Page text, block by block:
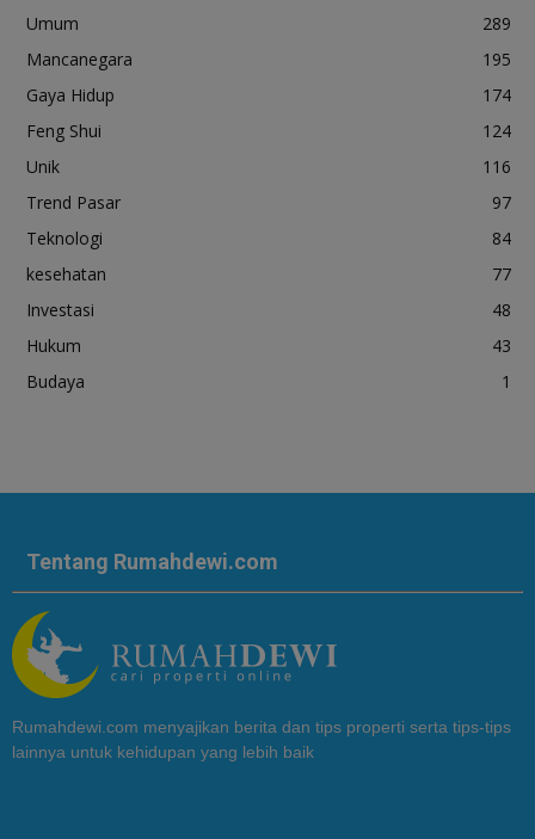
Umum
289
Mancanegara
195
Gaya Hidup
174
Feng Shui
124
Unik
116
Trend Pasar
97
Teknologi
84
kesehatan
77
Investasi
48
Hukum
43
Budaya
1
Tentang Rumahdewi.com
Rumahdewi.com menyajikan berita dan tips properti serta tips-tips
lainnya untuk kehidupan yang lebih baik